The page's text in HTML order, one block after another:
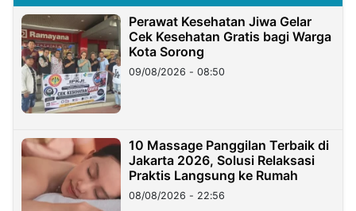
Perawat Kesehatan Jiwa Gelar
Cek Kesehatan Gratis bagi Warga
Kota Sorong
09/08/2026 - 08:50
10 Massage Panggilan Terbaik di
Jakarta 2026, Solusi Relaksasi
Praktis Langsung ke Rumah
08/08/2026 - 22:56